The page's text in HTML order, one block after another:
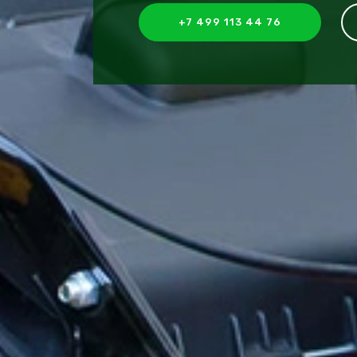
+7 499 113 44 76